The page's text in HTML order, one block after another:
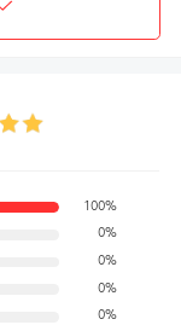
100%
0%
0%
0%
0%